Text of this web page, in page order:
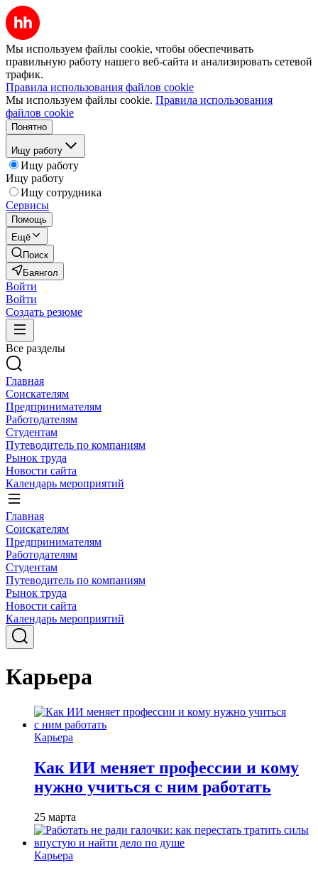
Мы используем файлы cookie, чтобы обеспечивать
правильную работу нашего веб-сайта и анализировать сетевой
трафик.
Правила использования файлов cookie
Мы используем файлы cookie. Правила использования
файлов cookie
Понятно
Ищу работу
Ищу работу
Ищу работу
Ищу сотрудника
Сервисы
Помощь
Ещё
Поиск
Баянгол
Войти
Войти
Создать резюме
Все разделы
Главная
Соискателям
Предпринимателям
Работодателям
Студентам
Путеводитель по компаниям
Рынок труда
Новости сайта
Календарь мероприятий
Главная
Соискателям
Предпринимателям
Работодателям
Студентам
Путеводитель по компаниям
Рынок труда
Новости сайта
Календарь мероприятий
Карьера
Карьера
Как ИИ меняет профессии и кому
нужно учиться с ним работать
25 марта
Карьера